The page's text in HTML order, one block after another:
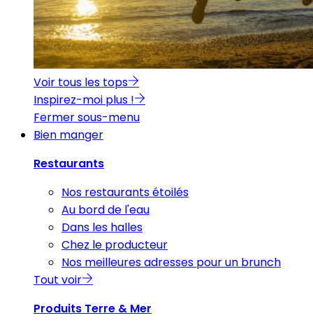
Voir tous les tops
Inspirez-moi plus !
Fermer sous-menu
Bien manger
Restaurants
Nos restaurants étoilés
Au bord de l'eau
Dans les halles
Chez le producteur
Nos meilleures adresses pour un brunch
Tout voir
Produits Terre & Mer